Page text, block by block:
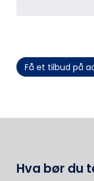
Få et tilbud på
Hva bør du